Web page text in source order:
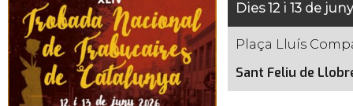
Dies 12 i 13 de juny
Plaça Lluís
Sant Feliu de